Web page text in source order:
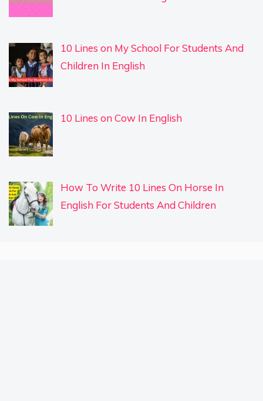
10 Lines on My School For Students And
Children In English
10 Lines on Cow In English
How To Write 10 Lines On Horse In
English For Students And Children